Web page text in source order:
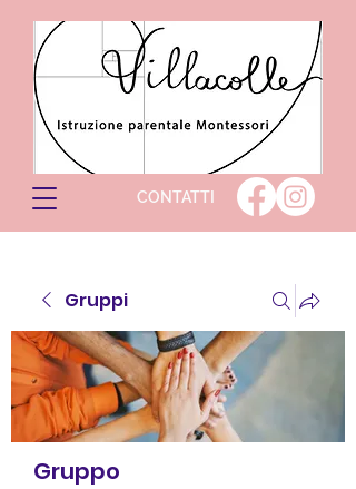
CONTATTI
Gruppi
Gruppo